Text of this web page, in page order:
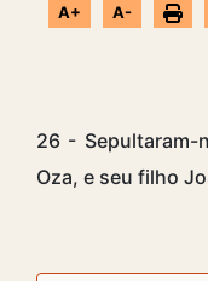
A+ A-
26 - Sepultaram-
Oza, e seu filho